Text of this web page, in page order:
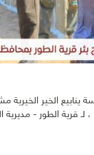
، افتتحت مؤسسة ينابيع